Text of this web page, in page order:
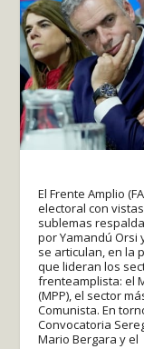
El Frente Amplio
electoral con
sublemas
por Yamandú Orsi
se articulan, en la
que lideran los
frenteamplista: el
(MPP), el sector
Comunista. En
Convocatoria
Mario Bergara y el